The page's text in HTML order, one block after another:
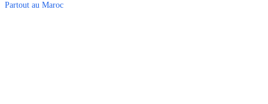
Partout au Maroc